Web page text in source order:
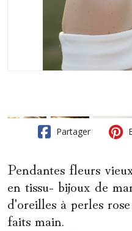
Partager
Pendantes fleurs
en tissu- bijoux de
d'oreilles à perles
faits main.